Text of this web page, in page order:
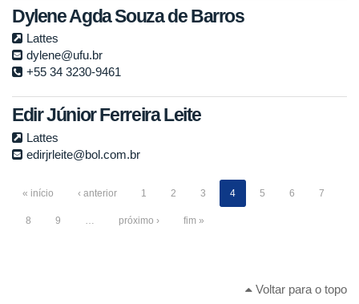
Dylene Agda Souza de Barros
Lattes
dylene@ufu.br
+55 34 3230-9461
Edir Júnior Ferreira Leite
Lattes
edirjrleite@bol.com.br
« início ‹ anterior 1 2 3 4 5 6 7
8 9 … próximo › fim »
Voltar para o topo